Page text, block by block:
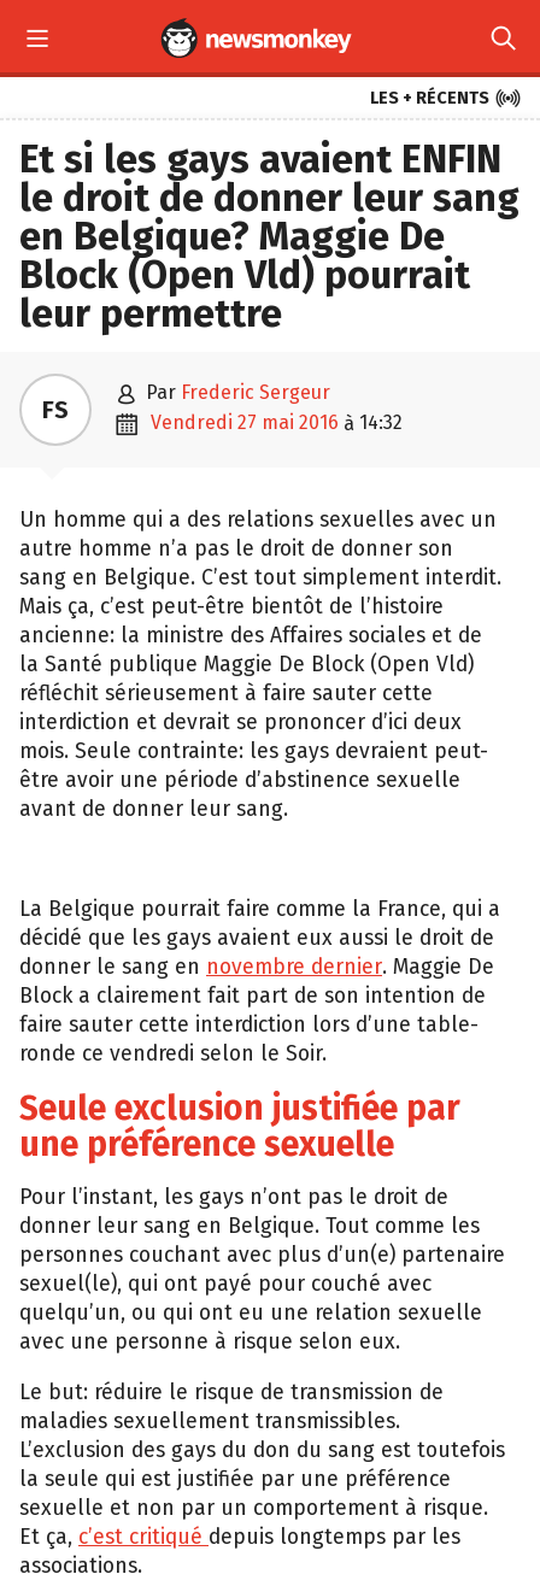
 
LES + RÉCENTS 
Et si les gays avaient ENFIN
le droit de donner leur sang
en Belgique? Maggie De
Block (Open Vld) pourrait
leur permettre
FS  par Frederic Sergeur
 vendredi 27 mai 2016 à 14:32
Un homme qui a des relations sexuelles avec un
autre homme n’a pas le droit de donner son
sang en Belgique. C’est tout simplement interdit.
Mais ça, c’est peut-être bientôt de l’histoire
ancienne: la ministre des Affaires sociales et de
la Santé publique Maggie De Block (Open Vld)
réfléchit sérieusement à faire sauter cette
interdiction et devrait se prononcer d’ici deux
mois. Seule contrainte: les gays devraient peut-
être avoir une période d’abstinence sexuelle
avant de donner leur sang.
La Belgique pourrait faire comme la France, qui a
décidé que les gays avaient eux aussi le droit de
donner le sang en novembre dernier. Maggie De
Block a clairement fait part de son intention de
faire sauter cette interdiction lors d’une table-
ronde ce vendredi selon le Soir.
Seule exclusion justifiée par
une préférence sexuelle
Pour l’instant, les gays n’ont pas le droit de
donner leur sang en Belgique. Tout comme les
personnes couchant avec plus d’un(e) partenaire
sexuel(le), qui ont payé pour couché avec
quelqu’un, ou qui ont eu une relation sexuelle
avec une personne à risque selon eux.
Le but: réduire le risque de transmission de
maladies sexuellement transmissibles.
L’exclusion des gays du don du sang est toutefois
la seule qui est justifiée par une préférence
sexuelle et non par un comportement à risque.
Et ça, c’est critiqué depuis longtemps par les
associations.